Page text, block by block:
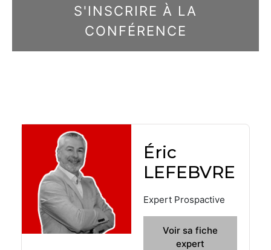
S'INSCRIRE À LA
CONFÉRENCE
Éric
LEFEBVRE
Expert Prospactive
Voir sa fiche
expert